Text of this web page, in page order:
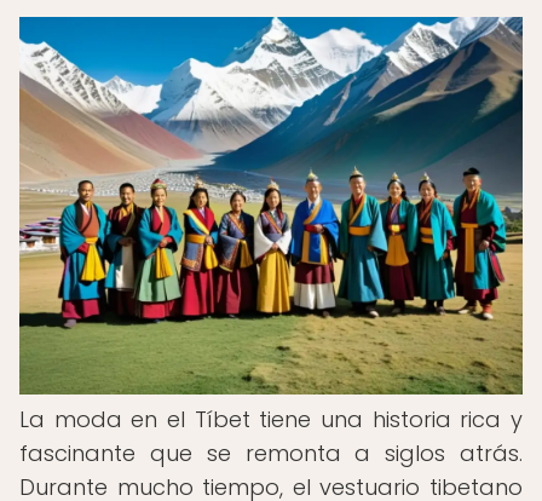
La moda en el Tíbet tiene una historia rica y
fascinante que se remonta a siglos atrás.
Durante mucho tiempo, el vestuario tibetano